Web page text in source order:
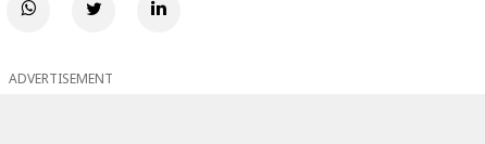
ADVERTISEMENT